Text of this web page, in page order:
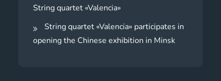
String quartet «Valencia»
String quartet «Valencia» participates in
opening the Chinese exhibition in Minsk